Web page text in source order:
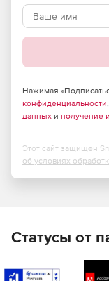
Нажимая
конфиденциальности
данных и получение
Этот сайт защищен
об условиях
Статусы от